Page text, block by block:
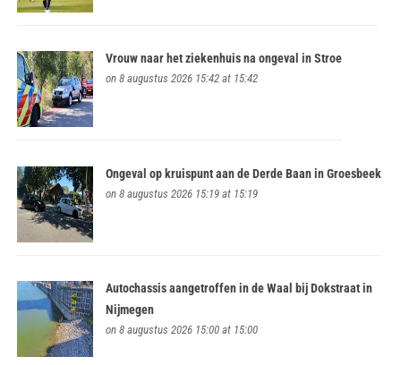
Vrouw naar het ziekenhuis na ongeval in Stroe
on 8 augustus 2026 15:42 at 15:42
Ongeval op kruispunt aan de Derde Baan in Groesbeek
on 8 augustus 2026 15:19 at 15:19
Autochassis aangetroffen in de Waal bij Dokstraat in
Nijmegen
on 8 augustus 2026 15:00 at 15:00